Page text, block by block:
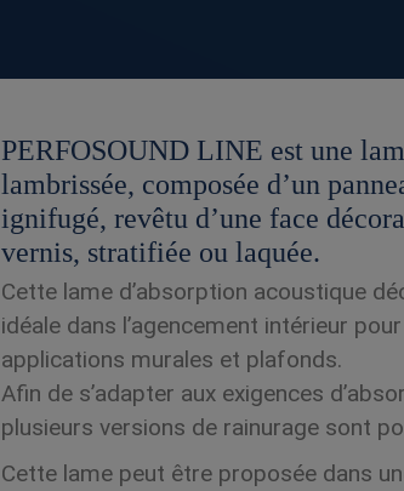
PERFOSOUND LINE est une
lambrissée, composée d’un
ignifugé, revêtu d’une face
vernis, stratifiée ou laquée.
Cette lame d’absorption acoustique
idéale dans l’agencement intérieur
applications murales et plafonds.
Afin de s’adapter aux exigences
plusieurs versions de rainurage sont
Cette lame peut être proposée dans